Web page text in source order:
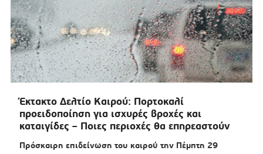
Έκτακτο Δελτίο Καιρού: Πορτοκαλί
προειδοποίηση για ισχυρές βροχές και
καταιγίδες – Ποιες περιοχές θα επηρεαστούν
Πρόσκαιρη επιδείνωση του καιρού την Πέμπτη 29